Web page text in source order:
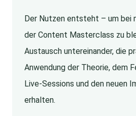
Der Nutzen entsteht – um bei
der Content Masterclass zu
Austausch untereinander, die
Anwendung der Theorie, dem
Live-Sessions und den neuen
erhalten.